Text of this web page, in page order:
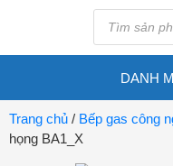
DANH
Trang chủ / Bếp gas công
họng BA1_X